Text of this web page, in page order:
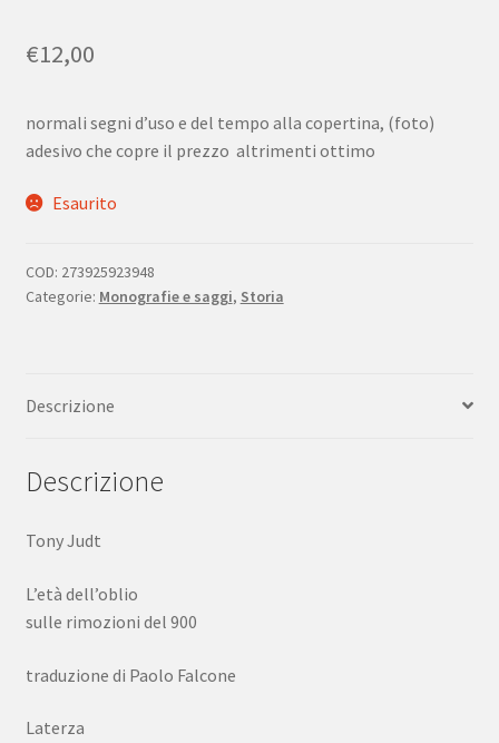
€12,00
normali segni d’uso e del tempo alla copertina, (foto)
adesivo che copre il prezzo altrimenti ottimo
Esaurito
COD: 273925923948
Categorie: Monografie e saggi, Storia
Descrizione
Descrizione
Tony Judt
L’età dell’oblio
sulle rimozioni del 900
traduzione di Paolo Falcone
Laterza